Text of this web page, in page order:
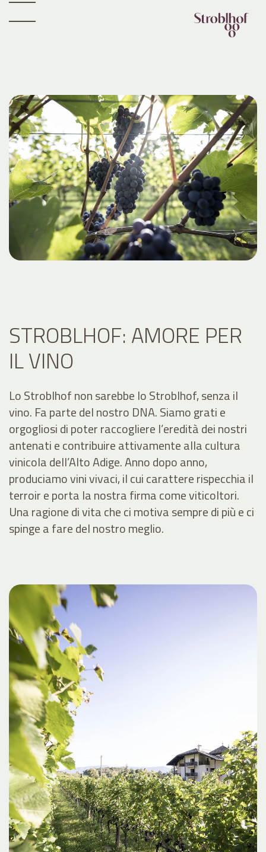
STROBLHOF: AMORE PER
IL VINO
Lo Stroblhof non sarebbe lo Stroblhof, senza il
vino. Fa parte del nostro DNA. Siamo grati e
orgogliosi di poter raccogliere l’eredità dei nostri
antenati e contribuire attivamente alla cultura
vinicola dell’Alto Adige. Anno dopo anno,
produciamo vini vivaci, il cui carattere rispecchia il
terroir e porta la nostra firma come viticoltori.
Una ragione di vita che ci motiva sempre di più e ci
spinge a fare del nostro meglio.